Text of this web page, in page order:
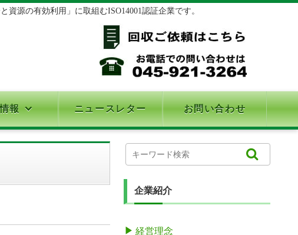
源の有効利用」に取組むISO14001認証企業です。
報 ニュースレター お問い合わせ
企業紹介
経営理念